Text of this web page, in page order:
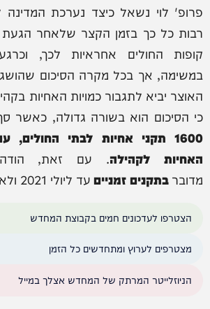
פרופ' לוי נשאל כיצד נערכת המדינה
רבות כל כך בזמן הקצר שלאחר הגעת
קופות החולים אחראיות לכך,
במשימה, אך בכל מקרה הסיכום
האוצר יביא לתגבור כמויות האחיות
כי הסיכום הוא בשורה גדולה, כאשר
האחיות לקהילה. עם זאת, הודה
מדוברבתקנים זמנייםעד ליולי 2021 ולא בתקנים קבועים.
הצטרפו לעדכונים חמים בקבוצת המחדש
מצטרפים לערוץ ומתחדשים כל הזמן
הניוזלייטר המרתק של המחדש אצלך במייל